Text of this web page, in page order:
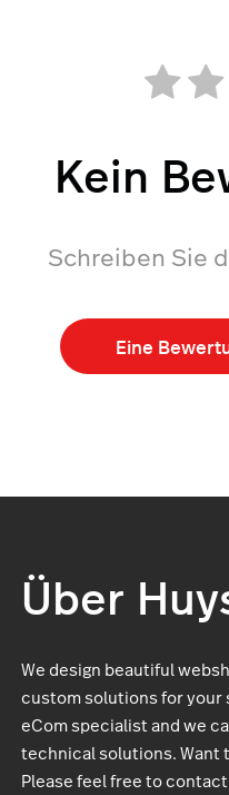
Kein
Schreiben Sie
Eine
Über
We design beautiful
custom solutions for your
eCom specialist and we
technical solutions. Want
Please feel free to contact